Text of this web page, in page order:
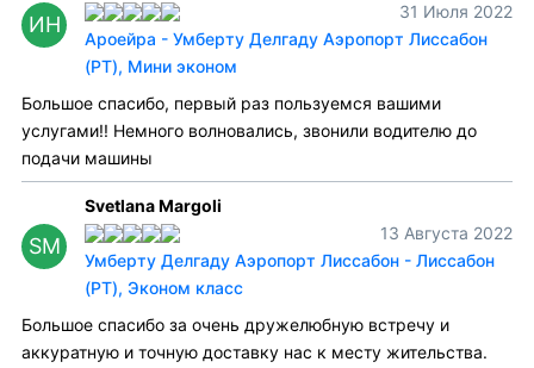
ИН
31 Июля 2022
Ароейра - Умберту Делгаду Аэропорт Лиссабон
(PT), Мини эконом
Большое спасибо, первый раз пользуемся вашими
услугами!! Немного волновались, звонили водителю до
подачи машины
SM
Svetlana Margoli
13 Августа 2022
Умберту Делгаду Аэропорт Лиссабон - Лиссабон
(PT), Эконом класс
Большое спасибо за очень дружелюбную встречу и
аккуратную и точную доставку нас к месту жительства.